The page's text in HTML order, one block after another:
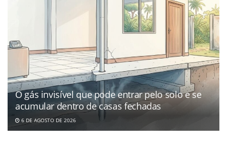
O gás invisível que pode entrar pelo solo e se
acumular dentro de casas fechadas
6 DE AGOSTO DE 2026